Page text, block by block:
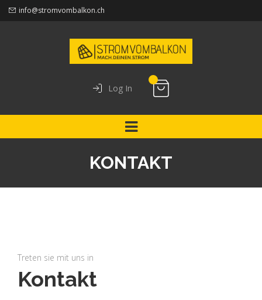
info@stromvombalkon.ch
Log In
KONTAKT
Treten sie mit uns in
Kontakt